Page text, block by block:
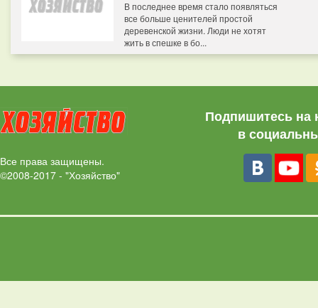
В последнее время стало появляться
все больше ценителей простой
деревенской жизни. Люди не хотят
жить в спешке в бо...
Все права защищены.
©2008-2017 - "Хозяйство"
Подпишитесь на
в